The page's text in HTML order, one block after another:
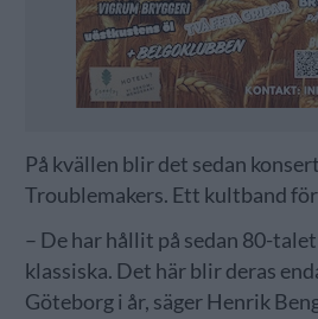
På kvällen blir det sedan
Troublemakers. Ett kultband
– De har hållit på sedan 80-
klassiska. Det här blir deras
Göteborg i år, säger Henrik